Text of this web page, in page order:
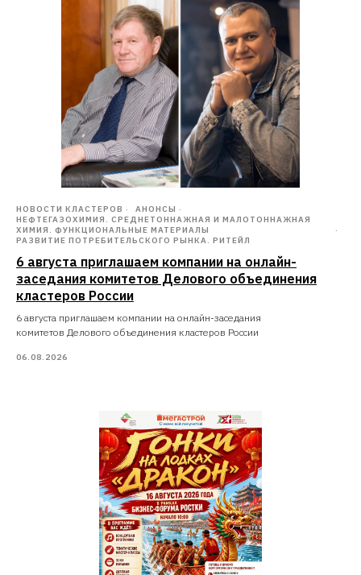
НОВОСТИ КЛАСТЕРОВ
АНОНСЫ
НЕФТЕГАЗОХИМИЯ. СРЕДНЕТОННАЖНАЯ И МАЛОТОННАЖНАЯ
ХИМИЯ. ФУНКЦИОНАЛЬНЫЕ МАТЕРИАЛЫ
РАЗВИТИЕ ПОТРЕБИТЕЛЬСКОГО РЫНКА. РИТЕЙЛ
6 августа приглашаем компании на онлайн-
заседания комитетов Делового объединения
кластеров России
6 августа приглашаем компании на онлайн-заседания
комитетов Делового объединения кластеров России
06.08.2026